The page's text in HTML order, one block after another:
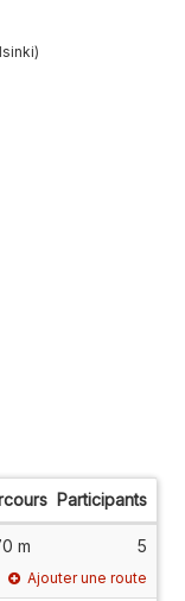
Participants
m 5
Ajouter une route